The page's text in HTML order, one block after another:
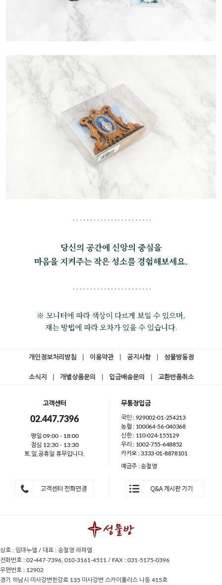
당신의 공간에 신앙의 중심을
마음을 지켜주는 작은 성소를 경험해보세요.
※ 모니터에 따라 색상이 다르게 보일 수 있으며,
재는 방법에 따라 오차가 있을 수 있습니다.
개인정보처리방침 이용약관 공지사항 성물방동정
소식지 개별상품문의 입금배송문의 교환반품취소
고객센터
02.447.7396
평일 09:00 - 18:00
점심 12:30 - 13:30
토,일,공휴일 휴무입니다.
무통장입금
국민 : 929002-01-254213
농협 : 100064-56-040368
신한 : 110-024-155129
우리 : 1002-755-648852
카카오 : 3333-01-8878101
예금주 : 송철영
상호 : 임마누엘 / 대표 : 송철영 라파엘
전화번호 : 02-447-7396, 010-3161-4511 / FAX : 031-5175-0396
우편번호 : 12902
경기 하남시 미사강변한강로 135 미사강변 스카이폴리스 나동 415호